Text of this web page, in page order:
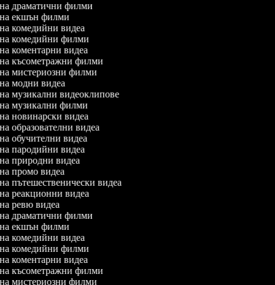
на драматични филми
на екшън филми
на комедийни видеа
на комедийни филми
на коментарни видеа
на късометражни филми
на мистериозни филми
на модни видеа
на музикални видеоклипове
на музикални филми
на новинарски видеа
на образователни видеа
на обучителни видеа
на пародийни видеа
на природни видеа
на промо видеа
на пътешественически видеа
на реакционни видеа
на ревю видеа
на драматични филми
на екшън филми
на комедийни видеа
на комедийни филми
на коментарни видеа
на късометражни филми
на мистериозни филми